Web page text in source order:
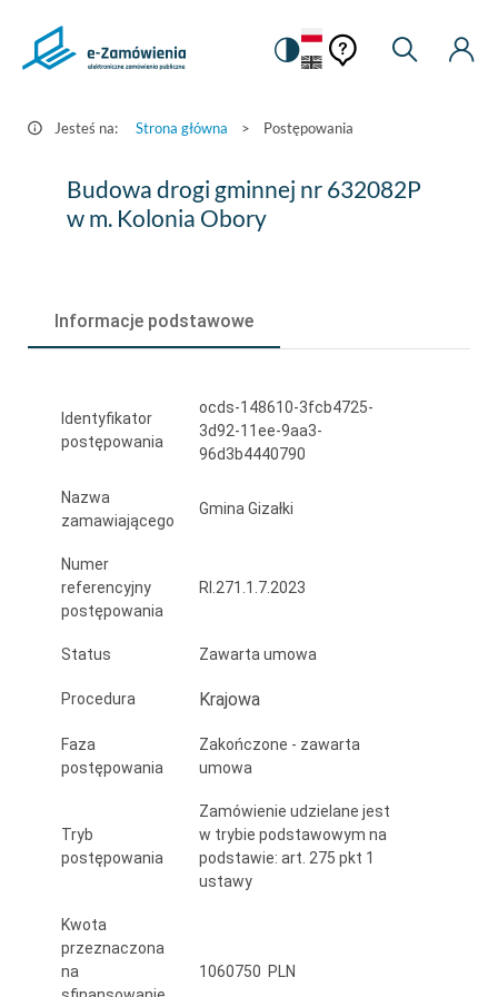
Postępowania
Zamówienia.gov.pl
Zmiana
na
kontrastową
Pomoc
kontekstowa
Pomoc
Moje
Jesteś na: Strona główna > Postępowania
Budowa
drogi
632082P
Kolonia
Obory
Budowa drogi gminnej nr 632082P
w m. Kolonia Obory
Informacje podstawowe
Identyfikator
postępowania
ocds-148610-3fcb4725-
3d92-11ee-9aa3-
96d3b4440790
Nazwa
zamawiającego
Gmina Gizałki
Numer
referencyjny
postępowania
RI.271.1.7.2023
Status Zawarta umowa
Procedura Krajowa
Faza
postępowania
Zakończone - zawarta
umowa
Tryb
postępowania
Zamówienie udzielane jest
w trybie podstawowym na
podstawie: art. 275 pkt 1
ustawy
Kwota
przeznaczona
na
1060750 PLN